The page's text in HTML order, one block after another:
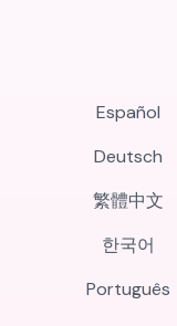
Español
Deutsch
繁體中文
한국어
Português